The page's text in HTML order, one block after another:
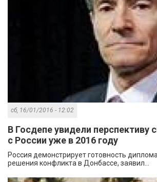
сб, 16/01/2016 - 12:02
В Госдепе увидели перспективу
с России уже в 2016 году
Россия демонстрирует готовность
решения конфликта в Донбассе, заявил...